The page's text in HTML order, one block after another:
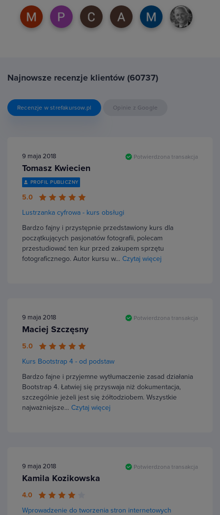
Najnowsze recenzje klientów (60737)
Recenzje w strefakursow.pl Opinie z Google
9 maja 2018 Potwierdzona transakcja
Tomasz Kwiecien
PROFIL PUBLICZNY
5.0
Lustrzanka cyfrowa - kurs obsługi
Bardzo fajny i przystępnie przedstawiony kurs dla
początkujących pasjonatów fotografii, polecam
przestudiować ten kur przed zakupem sprzętu
fotograficznego. Autor kursu w… Czytaj więcej
9 maja 2018 Potwierdzona transakcja
Maciej Szczęsny
5.0
Kurs Bootstrap 4 - od podstaw
Bardzo fajne i przyjemne wytłumaczenie zasad działania
Bootstrap 4. Łatwiej się przyswaja niż dokumentacja,
szczególnie jeżeli jest się żółtodziobem. Wszystkie
najważniejsze… Czytaj więcej
9 maja 2018 Potwierdzona transakcja
Kamila Kozikowska
4.0
Wprowadzenie do tworzenia stron internetowych